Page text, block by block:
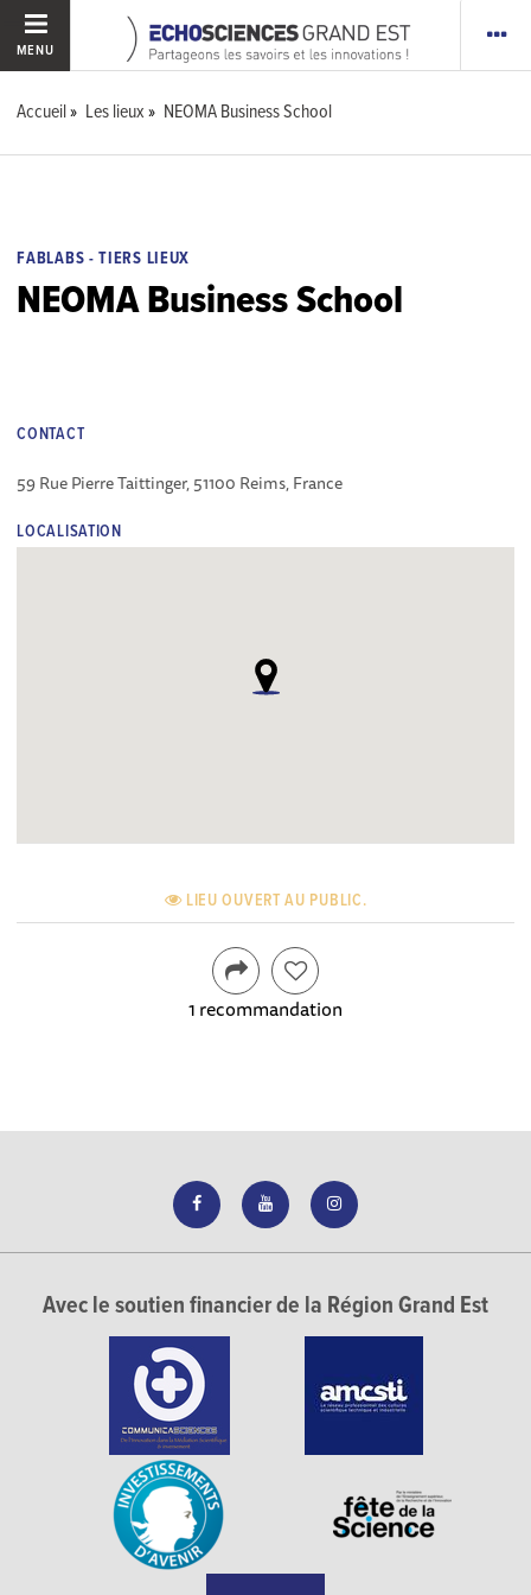
MENU
Accueil Les lieux NEOMA Business School
FABLABS - TIERS LIEUX
NEOMA Business School
CONTACT
59 Rue Pierre Taittinger, 51100 Reims, France
LOCALISATION
LIEU OUVERT AU PUBLIC.
1 recommandation
Avec le soutien financier de la Région Grand Est